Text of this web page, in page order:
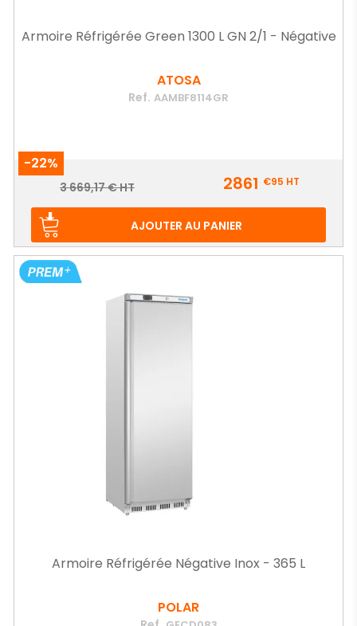
Armoire Réfrigérée Green 1300 L GN 2/1 - Négative
ATOSA
Ref. AAMBF8114GR
-22%
Prix
Prix
3 669,17 € HT 2861 €95 HT
AJOUTER AU PANIER
Armoire Réfrigérée Négative Inox - 365 L
POLAR